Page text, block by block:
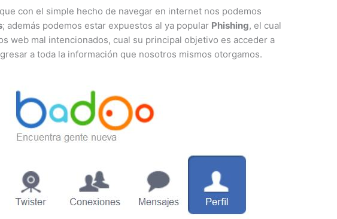
con el simple hecho de navegar en internet nos podemos
; además podemos estar expuestos al ya popular Phishing, el cual
web mal intencionados, cual su principal objetivo es acceder a
a toda la información que nosotros mismos otorgamos.